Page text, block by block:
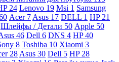
24 Lenovo 19 Msi 1 Samsung
Acer 7 Asus 17 DELL 1 HP 21
Шлейфы / Детали 50 Apple 50
46 Dell 6 DNS 4 HP40
8 Toshiba 10 Xiaomi 3
28 Asus 30 Dell 5 HP 28